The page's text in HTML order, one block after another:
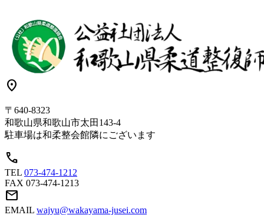
location_on
〒640-8323
和歌山県和歌山市太田143-4
駐車場は和柔整会館隣にございます
call
TEL 073-474-1212
FAX 073-474-1213
mail
EMAIL wajyu@wakayama-jusei.com